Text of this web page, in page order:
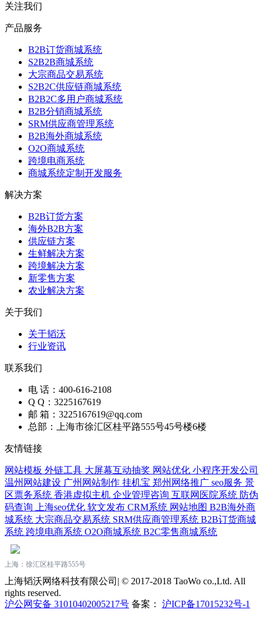
关注我们
产品服务
B2B订货商城系统
S2B2B商城系统
大宗商品交易系统
S2B2C供应链商城系统
B2B2C多用户商城系统
B2B分销商城系统
SRM供应商管理系统
B2B海外商城系统
O2O商城系统
跨境电商系统
商城系统定制开发服务
解决方案
B2B订货方案
海外B2B方案
供应链方案
生鲜解决方案
跨境解决方案
新零售方案
农业解决方案
关于我们
关于韬沃
行业资讯
联系我们
电 话：400-616-2108
Q Q：3225167619
邮 箱：3225167619@qq.com
总部：上海市徐汇区桂平路555号45号楼6楼
友情链接
网站模板 外链工具 大屏幕互动抽奖 网站优化 小程序开发公司
温州网站建设 广州网站制作 挂机宝 郑州网络推广 seo服务 景
区票务系统 香港虚拟主机 企业管理咨询 互联网医院系统 防伪
码查询
上海seo优化 软文发布 CRM系统 网站地图 B2B海外商
城系统 大宗商品交易系统 SRM供应商管理系统 B2B订货商城
系统 跨境电商系统 O2O商城系统 B2C零售商城系统
上海：徐汇区桂平路555号
上海韬沃网络科技有限公司| © 2017-2018 TaoWo co.,Ltd. All
rights reserved.
沪公网安备 31010402005217号 备案： 沪ICP备17015232号-1